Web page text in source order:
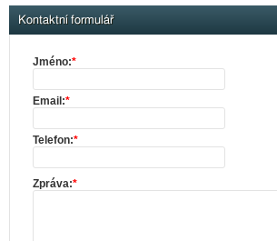
Kontaktní formulář
Jméno:*
Email:*
Telefon:*
Zpráva:*